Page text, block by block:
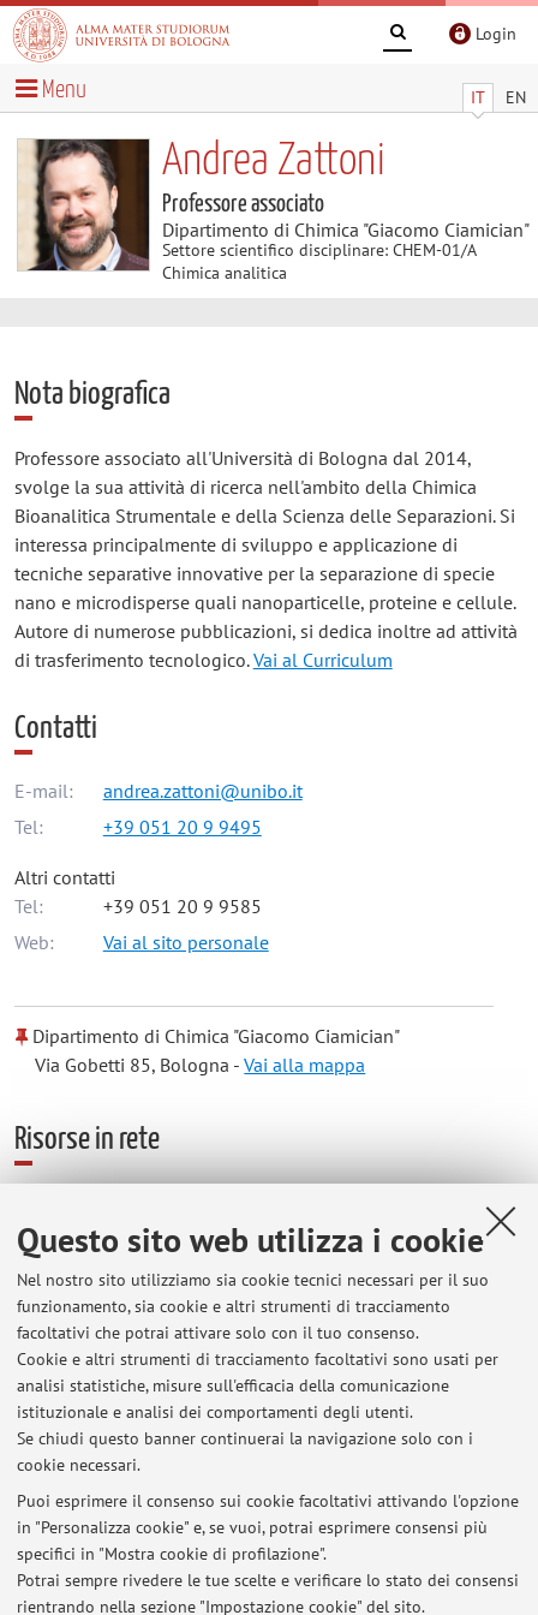
Questo sito web utilizza i cookie
Nel nostro sito utilizziamo sia cookie tecnici necessari per il suo
funzionamento, sia cookie e altri strumenti di tracciamento
facoltativi che potrai attivare solo con il tuo consenso.
Cookie e altri strumenti di tracciamento facoltativi sono usati per
analisi statistiche, misure sull'efficacia della comunicazione
istituzionale e analisi dei comportamenti degli utenti.
Se chiudi questo banner continuerai la navigazione solo con i
cookie necessari.
Puoi esprimere il consenso sui cookie facoltativi attivando l'opzione
in "Personalizza cookie" e, se vuoi, potrai esprimere consensi più
specifici in "Mostra cookie di profilazione".
Potrai sempre rivedere le tue scelte e verificare lo stato dei consensi
rientrando nella sezione "Impostazione cookie" del sito.
Login
IT EN
Menu
Andrea Zattoni
Professore associato
Dipartimento di Chimica "Giacomo Ciamician"
Settore scientifico disciplinare: CHEM-01/A
Chimica analitica
Nota biografica
Professore associato all'Università di Bologna dal 2014,
svolge la sua attività di ricerca nell'ambito della Chimica
Bioanalitica Strumentale e della Scienza delle Separazioni. Si
interessa principalmente di sviluppo e applicazione di
tecniche separative innovative per la separazione di specie
nano e microdisperse quali nanoparticelle, proteine e cellule.
Autore di numerose pubblicazioni, si dedica inoltre ad attività
di trasferimento tecnologico.Vai al Curriculum
Contatti
E-mail:
andrea.zattoni@unibo.it
Tel:
+39 051 20 9 9495
Altri contatti
Tel:
+39 051 20 9 9585
Web:
Vai al sito personale
Dipartimento di Chimica "Giacomo Ciamician"
Via Gobetti 85, Bologna -Vai alla mappa
Risorse in rete
Orario di ricevimento
Il ricevimento degli studenti, inclusi i tirocinanti di Biologia
della Salute, si tiene il lunedi' dalle ore 15, in presenza o da
remoto, salvo diversi accordi presi in precedenza.
Si prega in ogni caso di prendere appuntamento via email.
Ultimi avvisi
Al momento non sono presenti avvisi.